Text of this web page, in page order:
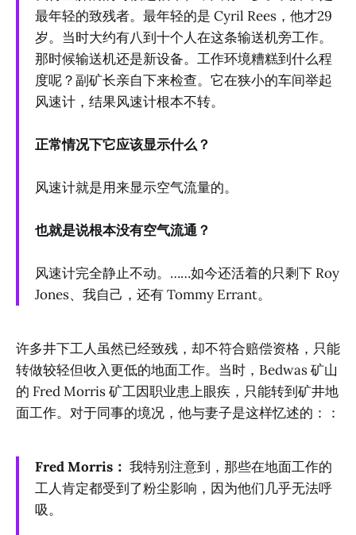
最年轻的致残者。最年轻的是 Cyril Rees，他才29
岁。当时大约有八到十个人在这条输送机旁工作。
那时候输送机还是新设备。工作环境糟糕到什么程
度呢？副矿长亲自下来检查。它在狭小的车间举起
风速计，结果风速计根本不转。
正常情况下它应该显示什么？
风速计就是用来显示空气流量的。
也就是说根本没有空气流通？
风速计完全静止不动。……如今还活着的只剩下 Roy
Jones、我自己，还有 Tommy Errant。
许多井下工人虽然已经致残，却不符合赔偿资格，只能
转做较轻但收入更低的地面工作。当时，Bedwas 矿山
的 Fred Morris 矿工因职业患上眼疾，只能转到矿井地
面工作。对于同事的境况，他与妻子是这样忆述的：：
Fred Morris： 我特别注意到，那些在地面工作的
工人肯定都受到了粉尘影响，因为他们几乎无法呼
吸。